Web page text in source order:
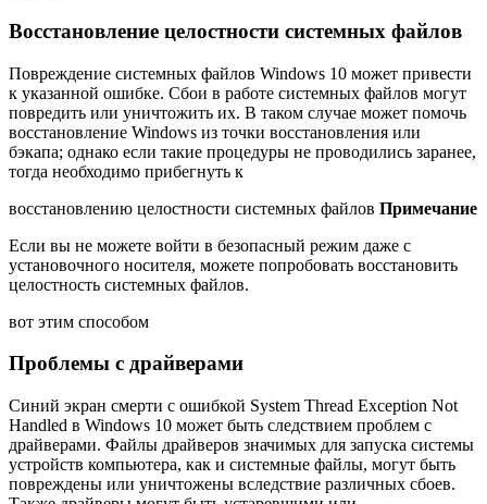
Восстановление целостности системных файлов
Повреждение системных файлов Windows 10 может привести
к указанной ошибке. Сбои в работе системных файлов могут
повредить или уничтожить их. В таком случае может помочь
восстановление Windows из точки восстановления или
бэкапа; однако если такие процедуры не проводились заранее,
тогда необходимо прибегнуть к
восстановлению целостности системных файлов Примечание
Если вы не можете войти в безопасный режим даже с
установочного носителя, можете попробовать восстановить
целостность системных файлов.
вот этим способом
Проблемы с драйверами
Синий экран смерти с ошибкой System Thread Exception Not
Handled в Windows 10 может быть следствием проблем с
драйверами. Файлы драйверов значимых для запуска системы
устройств компьютера, как и системные файлы, могут быть
повреждены или уничтожены вследствие различных сбоев.